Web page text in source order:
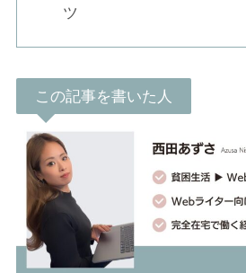
ツ
この記事を書いた人